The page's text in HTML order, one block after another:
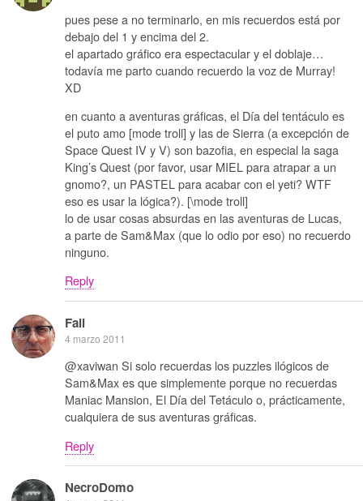
pues pese a no terminarlo, en mis recuerdos está por
debajo del 1 y encima del 2.
el apartado gráfico era espectacular y el doblaje…
todavía me parto cuando recuerdo la voz de Murray!
XD
en cuanto a aventuras gráficas, el Día del tentáculo es
el puto amo [mode troll] y las de Sierra (a excepción de
Space Quest IV y V) son bazofia, en especial la saga
King’s Quest (por favor, usar MIEL para atrapar a un
gnomo?, un PASTEL para acabar con el yeti? WTF
eso es usar la lógica?). [\mode troll]
lo de usar cosas absurdas en las aventuras de Lucas,
a parte de Sam&Max (que lo odio por eso) no recuerdo
ninguno.
Reply
Fail
4 marzo 2011
@xaviwan Si solo recuerdas los puzzles ilógicos de
Sam&Max es que simplemente porque no recuerdas
Maniac Mansion, El Día del Tetáculo o, prácticamente,
cualquiera de sus aventuras gráficas.
Reply
NecroDomo